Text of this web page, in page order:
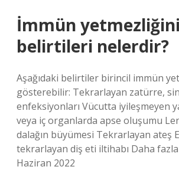
İmmün
belirtileri nelerdir?
Aşağıdaki belirtiler birincil immün
gösterebilir: Tekrarlayan zatürre,
enfeksiyonları Vücutta iyileşmeyen
veya iç organlarda apse oluşumu
dalağın büyümesi Tekrarlayan ateş
tekrarlayan diş eti iltihabı Daha
Haziran 2022